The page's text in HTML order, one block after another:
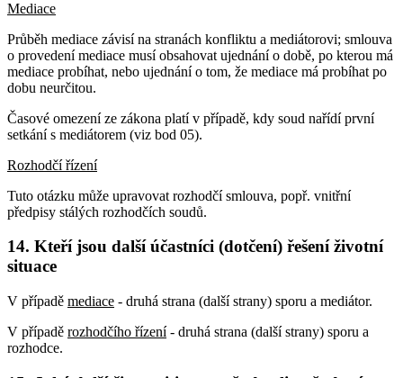
Mediace
Průběh mediace závisí na stranách konfliktu a mediátorovi; smlouva
o provedení mediace musí obsahovat ujednání o době, po kterou má
mediace probíhat, nebo ujednání o tom, že mediace má probíhat po
dobu neurčitou.
Časové omezení ze zákona platí v případě, kdy soud nařídí první
setkání s mediátorem (viz bod 05).
Rozhodčí řízení
Tuto otázku může upravovat rozhodčí smlouva, popř. vnitřní
předpisy stálých rozhodčích soudů.
14. Kteří jsou další účastníci (dotčení) řešení životní
situace
V případě mediace - druhá strana (další strany) sporu a mediátor.
V případě rozhodčího řízení- druhá strana (další strany) sporu a
rozhodce.